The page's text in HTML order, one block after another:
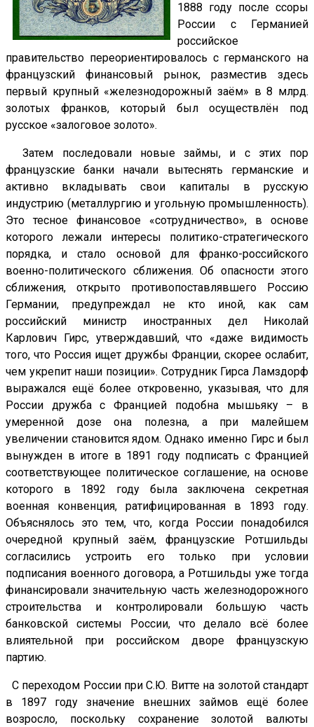
1888 году после ссоры
России с Германией
российское
правительство переориентировалось с германского на
французский финансовый рынок, разместив здесь
первый крупный «железнодорожный заём» в 8 млрд.
золотых франков, который был осуществлён под
русское «залоговое золото».
Затем последовали новые займы, и с этих пор
французские банки начали вытеснять германские и
активно вкладывать свои капиталы в русскую
индустрию (металлургию и угольную промышленность).
Это тесное финансовое «сотрудничество», в основе
которого лежали интересы политико-стратегического
порядка, и стало основой для франко-российского
военно-политического сближения. Об опасности этого
сближения, открыто противопоставлявшего Россию
Германии, предупреждал не кто иной, как сам
российский министр иностранных дел Николай
Карлович Гирс, утверждавший, что «даже видимость
того, что Россия ищет дружбы Франции, скорее ослабит,
чем укрепит наши позиции». Сотрудник Гирса Ламздорф
выражался ещё более откровенно, указывая, что для
России дружба с Францией подобна мышьяку – в
умеренной дозе она полезна, а при малейшем
увеличении становится ядом. Однако именно Гирс и был
вынужден в итоге в 1891 году подписать с Францией
соответствующее политическое соглашение, на основе
которого в 1892 году была заключена секретная
военная конвенция, ратифицированная в 1893 году.
Объяснялось это тем, что, когда России понадобился
очередной крупный заём, французские Ротшильды
согласились устроить его только при условии
подписания военного договора, а Ротшильды уже тогда
финансировали значительную часть железнодорожного
строительства и контролировали большую часть
банковской системы России, что делало всё более
влиятельной при российском дворе французскую
партию.
С переходом России при С.Ю. Витте на золотой стандарт
в 1897 году значение внешних займов ещё более
возросло, поскольку сохранение золотой валюты